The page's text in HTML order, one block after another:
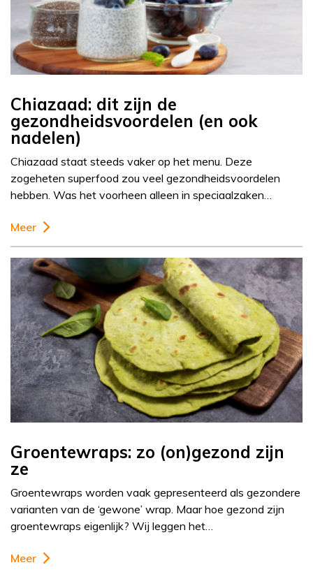
Chiazaad: dit zijn de
gezondheidsvoordelen (en ook
nadelen)
Chiazaad staat steeds vaker op het menu. Deze
zogeheten superfood zou veel gezondheidsvoordelen
hebben. Was het voorheen alleen in speciaalzaken…
Meer
Groentewraps: zo (on)gezond zijn
ze
Groentewraps worden vaak gepresenteerd als gezondere
varianten van de ‘gewone’ wrap. Maar hoe gezond zijn
groentewraps eigenlijk? Wij leggen het…
Meer